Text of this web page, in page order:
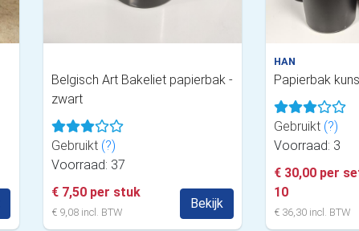
Belgisch Art Bakeliet papierbak -
zwart
Gebruikt (?)
Voorraad: 37
€ 7,50 per stuk
€ 9,08 incl. BTW
Bekijk
HAN
Papierbak
Gebruikt (?)
Voorraad: 3
€ 30,00 per
10
€ 36,30 incl. BTW